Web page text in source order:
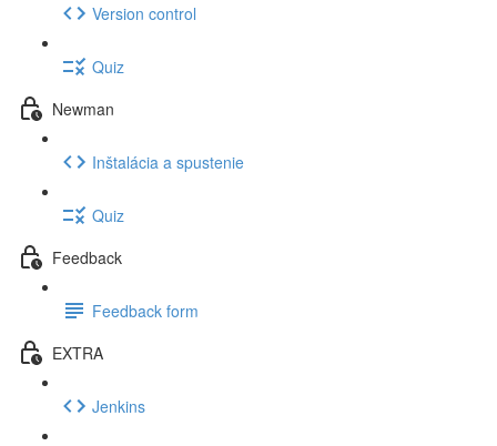
Version control
Quiz
Newman
Inštalácia a spustenie
Quiz
Feedback
Feedback form
EXTRA
Jenkins